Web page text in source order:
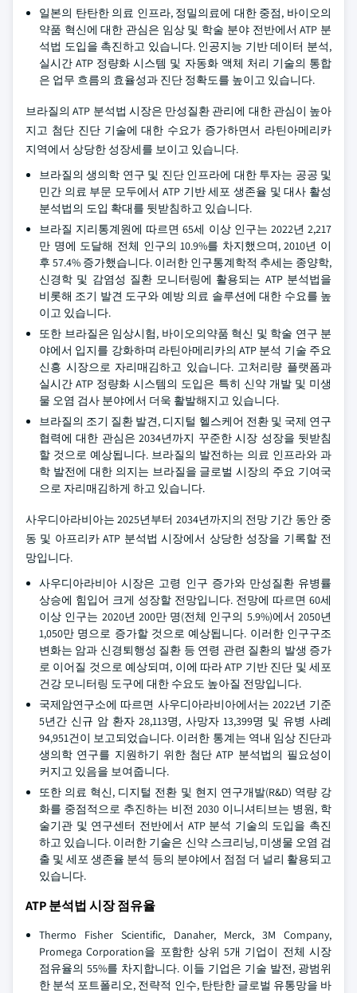
일본의 탄탄한 의료 인프라, 정밀의료에 대한 중점, 바이오의
약품 혁신에 대한 관심은 임상 및 학술 분야 전반에서 ATP 분
석법 도입을 촉진하고 있습니다. 인공지능 기반 데이터 분석,
실시간 ATP 정량화 시스템 및 자동화 액체 처리 기술의 통합
은 업무 흐름의 효율성과 진단 정확도를 높이고 있습니다.
브라질의 ATP 분석법 시장은 만성질환 관리에 대한 관심이 높아
지고 첨단 진단 기술에 대한 수요가 증가하면서 라틴아메리카
지역에서 상당한 성장세를 보이고 있습니다.
브라질의 생의학 연구 및 진단 인프라에 대한 투자는 공공 및
민간 의료 부문 모두에서 ATP 기반 세포 생존율 및 대사 활성
분석법의 도입 확대를 뒷받침하고 있습니다.
브라질 지리통계원에 따르면 65세 이상 인구는 2022년 2,217
만 명에 도달해 전체 인구의 10.9%를 차지했으며, 2010년 이
후 57.4% 증가했습니다. 이러한 인구통계학적 추세는 종양학,
신경학 및 감염성 질환 모니터링에 활용되는 ATP 분석법을
비롯해 조기 발견 도구와 예방 의료 솔루션에 대한 수요를 높
이고 있습니다.
또한 브라질은 임상시험, 바이오의약품 혁신 및 학술 연구 분
야에서 입지를 강화하며 라틴아메리카의 ATP 분석 기술 주요
신흥 시장으로 자리매김하고 있습니다. 고처리량 플랫폼과
실시간 ATP 정량화 시스템의 도입은 특히 신약 개발 및 미생
물 오염 검사 분야에서 더욱 활발해지고 있습니다.
브라질의 조기 질환 발견, 디지털 헬스케어 전환 및 국제 연구
협력에 대한 관심은 2034년까지 꾸준한 시장 성장을 뒷받침
할 것으로 예상됩니다. 브라질의 발전하는 의료 인프라와 과
학 발전에 대한 의지는 브라질을 글로벌 시장의 주요 기여국
으로 자리매김하게 하고 있습니다.
사우디아라비아는 2025년부터 2034년까지의 전망 기간 동안 중
동 및 아프리카 ATP 분석법 시장에서 상당한 성장을 기록할 전
망입니다.
사우디아라비아 시장은 고령 인구 증가와 만성질환 유병률
상승에 힘입어 크게 성장할 전망입니다. 전망에 따르면 60세
이상 인구는 2020년 200만 명(전체 인구의 5.9%)에서 2050년
1,050만 명으로 증가할 것으로 예상됩니다. 이러한 인구구조
변화는 암과 신경퇴행성 질환 등 연령 관련 질환의 발생 증가
로 이어질 것으로 예상되며, 이에 따라 ATP 기반 진단 및 세포
건강 모니터링 도구에 대한 수요도 높아질 전망입니다.
국제암연구소에 따르면 사우디아라비아에서는 2022년 기준
5년간 신규 암 환자 28,113명, 사망자 13,399명 및 유병 사례
94,951건이 보고되었습니다. 이러한 통계는 역내 임상 진단과
생의학 연구를 지원하기 위한 첨단 ATP 분석법의 필요성이
커지고 있음을 보여줍니다.
또한 의료 혁신, 디지털 전환 및 현지 연구개발(R&D) 역량 강
화를 중점적으로 추진하는 비전 2030 이니셔티브는 병원, 학
술기관 및 연구센터 전반에서 ATP 분석 기술의 도입을 촉진
하고 있습니다. 이러한 기술은 신약 스크리닝, 미생물 오염 검
출 및 세포 생존율 분석 등의 분야에서 점점 더 널리 활용되고
있습니다.
ATP 분석법 시장 점유율
Thermo Fisher Scientific, Danaher, Merck, 3M Company,
Promega Corporation을 포함한 상위 5개 기업이 전체 시장
점유율의 55%를 차지합니다. 이들 기업은 기술 발전, 광범위
한 분석 포트폴리오, 전략적 인수, 탄탄한 글로벌 유통망을 바